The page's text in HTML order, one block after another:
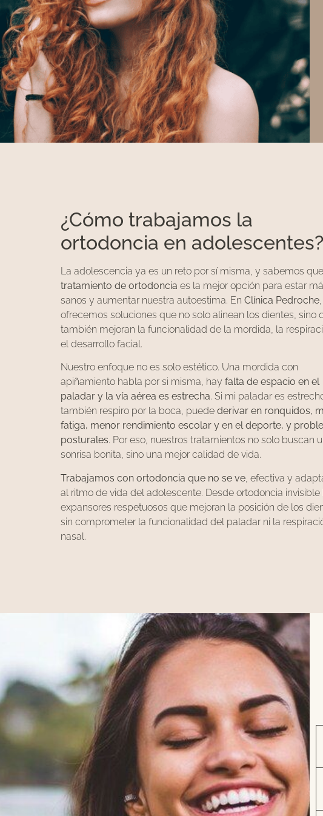
¿Cómo trabajamos la
ortodoncia en adolescentes?
La adolescencia ya es un reto por sí misma, y sabemos
tratamiento de ortodoncia es la mejor opción para estar
sanos y aumentar nuestra autoestima. En Clínica Pedroche
ofrecemos soluciones que no solo alinean los dientes, sino
también mejoran la funcionalidad de la mordida, la
el desarrollo facial.
Nuestro enfoque no es solo estético. Una mordida con
apiñamiento habla por si misma, hay falta de espacio en el
paladar y la vía aérea es estrecha. Si mi paladar es
también respiro por la boca, puede derivar en ronquidos,
fatiga, menor rendimiento escolar y en el deporte, y
posturales. Por eso, nuestros tratamientos no solo buscan
sonrisa bonita, sino una mejor calidad de vida.
Trabajamos con ortodoncia que no se ve , efectiva y
al ritmo de vida del adolescente. Desde ortodoncia invisible
expansores respetuosos que mejoran la posición de los
sin comprometer la funcionalidad del paladar ni la
nasal.